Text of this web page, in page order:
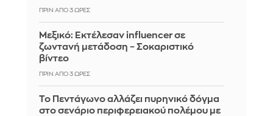
ΠΡΙΝ ΑΠΌ 3 ΏΡΕΣ
Μεξικό: Εκτέλεσαν influencer σε
ζωντανή μετάδοση – Σοκαριστικό
βίντεο
ΠΡΙΝ ΑΠΌ 3 ΏΡΕΣ
Το Πεντάγωνο αλλάζει πυρηνικό δόγμα
στο σενάριο περιφερειακού πολέμου με